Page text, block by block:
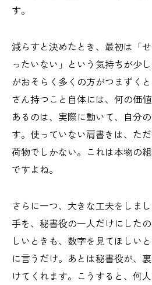
す。
減らすと決めたとき、最初は「
ったいない」という気持ちが少
がおそらく多くの方がつまずく
さん持つこと自体には、何の価
あるのは、実際に動いて、自分
す。使っていない肩書きは、た
荷物でしかない。これは本物の
ですよね。
さらに一つ、大きな工夫をしま
手を、秘書役の一人だけにした
しいときも、数字を見てほしい
に言うだけ。あとは秘書役が、
けてくれます。こうすると、何